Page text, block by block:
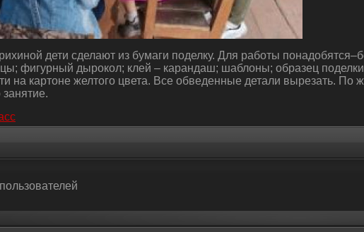
дети сделают из бумаги поделку. Для работы
фигурный дырокол; клей – карандаш; шаблоны; образец
на картоне желтого цвета. Все обведенные детали вырезать.